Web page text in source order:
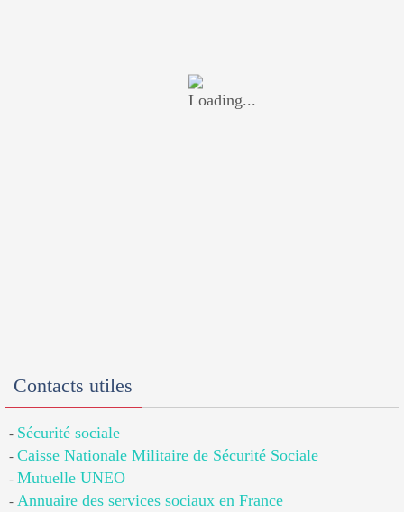
Contacts utiles
- Sécurité sociale
- Caisse Nationale Militaire de Sécurité Sociale
- Mutuelle UNEO
- Annuaire des services sociaux en France